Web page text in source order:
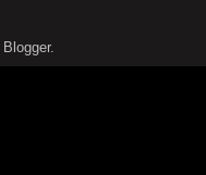
Blogger.